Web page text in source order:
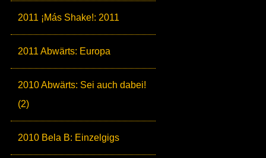
2011 ¡Más Shake!: 2011
2011 Abwärts: Europa
2010 Abwärts: Sei auch dabei!
(2)
2010 Bela B: Einzelgigs